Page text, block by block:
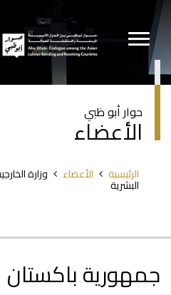
تجاوز
إلى
المحتوى
الرئيسي
حوار أبو ظبي
الأعضاء
مسار
التنقل
الرئيسية الأعضاء وزارة
البشرية
جمهورية باكستان